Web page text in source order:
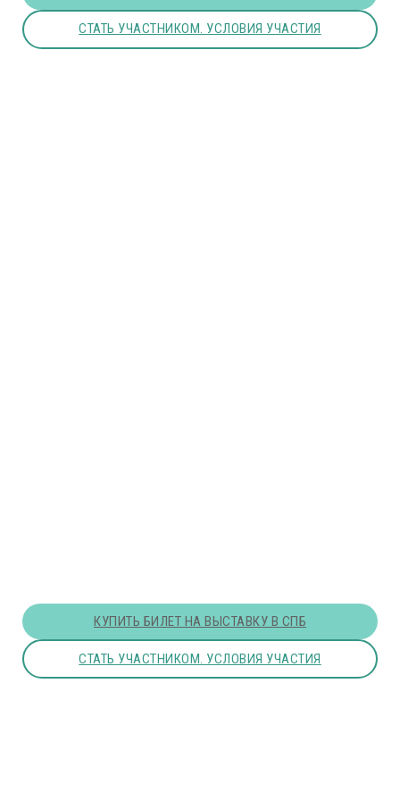
СТАТЬ УЧАСТНИКОМ. УСЛОВИЯ УЧАСТИЯ
КУПИТЬ БИЛЕТ НА ВЫСТАВКУ В СПБ
СТАТЬ УЧАСТНИКОМ. УСЛОВИЯ УЧАСТИЯ